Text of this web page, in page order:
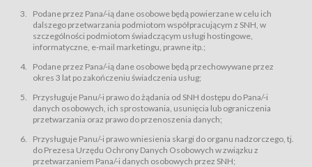
świadczy Usługi drogą elektroniczną w rozumieniu ustawy z dnia 18 lipca
2002 r. o świadczeniu usług drogą elektroniczną (Dz.U. z 2002 r., Nr 144, poz.
1204, z późń. zm.). Usługi świadczone są nieodpłatnie.
usługę przeglądania i odczytywania przez Usługobiorców materiałów
zamieszczanych w Serwisie,
usługę utrzymywania konta użytkownika w Serwisie,
usługę newsletter,
usługę zawierania na odległość umów nabycia Karnetów i Biletów,
usługę zawierania na odległość umów sprzedaży w Sklepie.
dnia 18 lipca 2002 r. o świadczeniu usług drogą elektroniczną (Dz.U. z 2002
r., Nr 144, poz. 1204, z późń. zm.). Usługi świadczone są nieodpłatnie.
Na zasadach określonych w Regulaminie dostęp do Serwisu jest otwarty dla
Podane przez Pana/-ią dane osobowe będą powierzane w celu ich
dalszego przetwarzania podmiotom współpracującym z SNH, w
szczególności podmiotom świadczącym usługi hostingowe,
informatyczne, e-mail marketingu, prawne itp.;
Podane przez Pana/-ią dane osobowe będą przechowywane przez
okres 3 lat po zakończeniu świadczenia usług;
Przysługuje Panu/-i prawo do żądania od SNH dostępu do Pana/-i
danych osobowych, ich sprostowania, usunięcia lub ograniczenia
przetwarzania oraz prawo do przenoszenia danych;
Przysługuje Panu/-i prawo wniesienia skargi do organu nadzorczego, tj.
do Prezesa Urzędu Ochrony Danych Osobowych w związku z
przetwarzaniem Pana/-i danych osobowych przez SNH;